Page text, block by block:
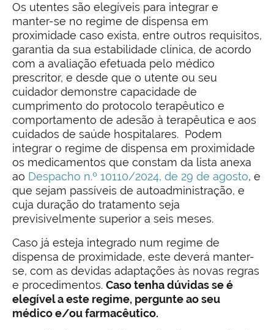
Os utentes são elegíveis para integrar e
manter-se no regime de dispensa em
proximidade caso exista, entre outros requisitos,
garantia da sua estabilidade clínica, de acordo
com a avaliação efetuada pelo médico
prescritor, e desde que o utente ou seu
cuidador demonstre capacidade de
cumprimento do protocolo terapêutico e
comportamento de adesão à terapêutica e aos
cuidados de saúde hospitalares. Podem
integrar o regime de dispensa em proximidade
os medicamentos que constam da lista anexa
ao Despacho n.º 10110/2024, de 29 de agosto, e
que sejam passíveis de autoadministração, e
cuja duração do tratamento seja
previsivelmente superior a seis meses.
Caso já esteja integrado num regime de
dispensa de proximidade, este deverá manter-
se, com as devidas adaptações às novas regras
e procedimentos. Caso tenha dúvidas se é
elegível a este regime, pergunte ao seu
médico e/ou farmacêutico.